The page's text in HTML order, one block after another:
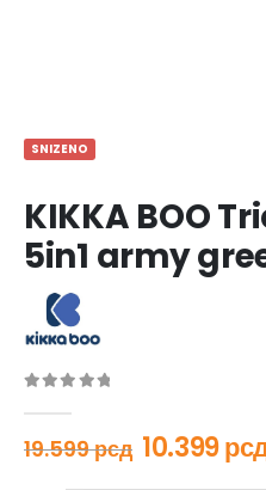
SNIZENO
KIKKA BOO
5in1 army
19.599рсд 10.399